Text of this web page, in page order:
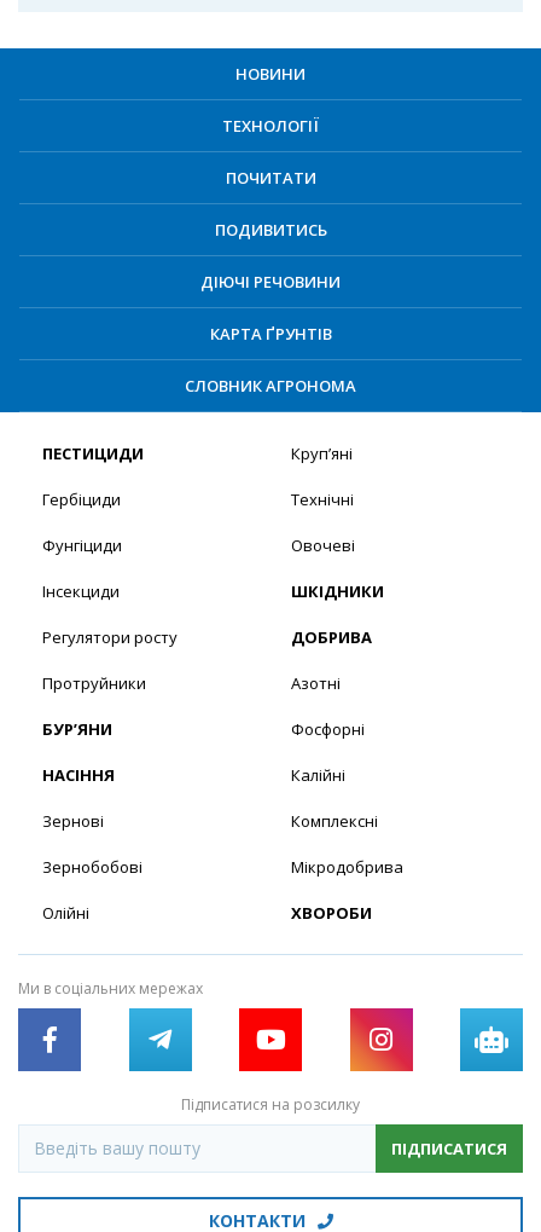
НОВИНИ
ТЕХНОЛОГІЇ
ПОЧИТАТИ
ПОДИВИТИСЬ
ДІЮЧІ РЕЧОВИНИ
КАРТА ҐРУНТІВ
СЛОВНИК АГРОНОМА
ПЕСТИЦИДИ
Гербіциди
Фунгіциди
Інсекциди
Регулятори росту
Протруйники
БУР’ЯНИ
НАСІННЯ
Зернові
Зернобобові
Олійні
Круп’яні
Технічні
Овочеві
ШКІДНИКИ
ДОБРИВА
Азотні
Фосфорні
Калійні
Комплексні
Мікродобрива
ХВОРОБИ
Ми в соціальних мережах
Підписатися на розсилку
ПІДПИСАТИСЯ
КОНТАКТИ